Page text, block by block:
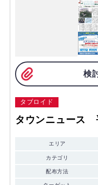
検
タブロイド
タウンニュース
エリア
カテゴリ
配布方法